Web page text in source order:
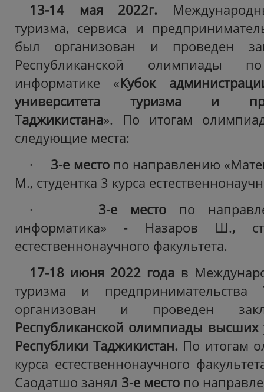
13-14 мая 2022г.
туризма, сервиса и
был организован и проведен
Республиканской олимпиады
информатике «Кубок
университета туризма и
Таджикистана».
По итогам
следующие места:
· 3-е местопо направлению
М., студентка 3 курса
· 3-е место по
информатика» - Назаров Ш.,
естественнонаучного факультета.
17-18 июня 2022 года в
туризма и предпринимательства
организован и проведен
Республиканской олимпиады
Республики Таджикистан. По итогам
курса естественнонаучного
Саодатшо занял 3-е место по